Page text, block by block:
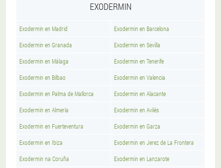
EXODERMIN
Exodermin en Madrid Exodermin en Barcelona
Exodermin en Granada Exodermin en Sevilla
Exodermin en Málaga Exodermin en Tenerife
Exodermin en Bilbao Exodermin en Valencia
Exodermin en Palma de Mallorca Exodermin en Alacante
Exodermin en Almería Exodermin en Avilés
Exodermin en Fuerteventura Exodermin en Garza
Exodermin en Ibiza Exodermin en Jerez de La Frontera
Exodermin na Coruña Exodermin en Lanzarote